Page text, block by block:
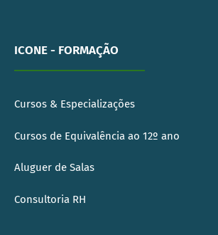
ICONE - FORMAÇÃO
Cursos & Especializações
Cursos de Equivalência ao 12º ano
Aluguer de Salas
Consultoria RH